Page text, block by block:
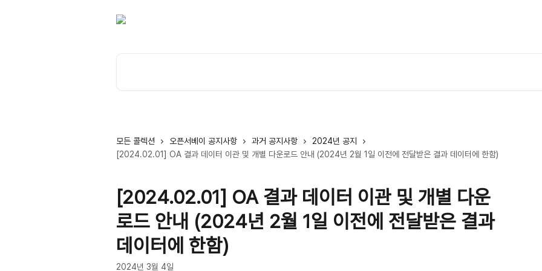
모든 콜렉션 오픈서베이 공지사항 과거 공지사항
2024년 공지
[2024.02.01] OA 결과 데이터 이관 및 개별 다운로드 안내 (2024년 2월 1일 이전에 전달받은 결과 데이터에 한함)
[2024.02.01] OA 결과 데이터 이관 및 개별 다운
로드 안내 (2024년 2월 1일 이전에 전달받은 결과
데이터에 한함)
2024년 3월 4일